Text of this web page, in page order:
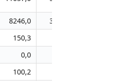
8246,0
3317,8
150,3
0,0
100,2